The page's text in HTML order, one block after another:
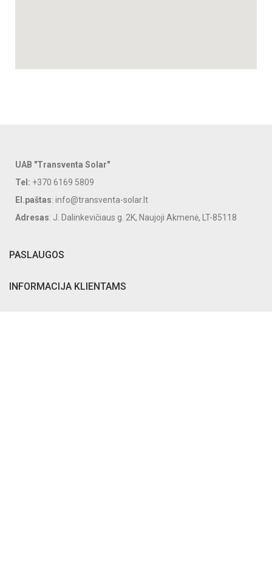
UAB "Transventa Solar"
Tel: +370 6169 5809
El.paštas: info@transventa-solar.lt
Adresas: J. Dalinkevičiaus g. 2K, Naujoji Akmenė, LT-85118
PASLAUGOS
INFORMACIJA KLIENTAMS